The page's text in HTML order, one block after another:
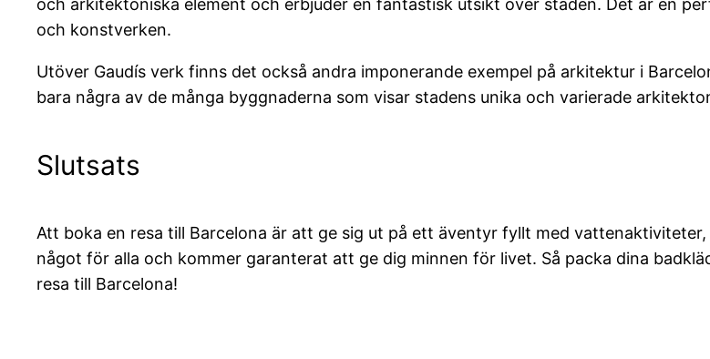
och konstverken.
Utöver Gaudís verk finns det också andra imponerande exempel på arkitektur i
bara några av de många byggnaderna som visar stadens unika och varierade
Slutsats
Att boka en resa till Barcelona är att ge sig ut på ett äventyr fyllt med
något för alla och kommer garanterat att ge dig minnen för livet. Så packa dina
resa till Barcelona!